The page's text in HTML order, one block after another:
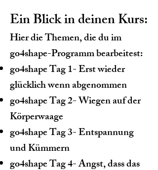
Ein Blick in deinen Kurs:
Hier die Themen, die du im
go4shape-Programm bearbeitest:
go4shape Tag 1- Erst wieder
glücklich wenn abgenommen
go4shape Tag 2- Wiegen auf der
Körperwaage
go4shape Tag 3- Entspannung
und Kümmern
go4shape Tag 4- Angst, dass das